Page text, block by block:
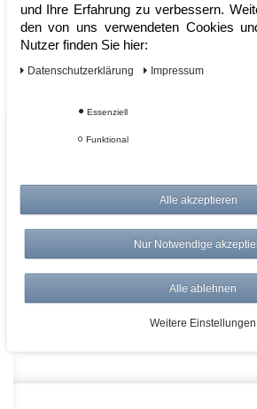
Sofort lieferbar
Vom Profi für Profis -
Versandkostenfrei ab 150€
Risikolos: 14 Tage
Über 20.000 Artikel
Schnelle Lieferung
und Ihre Erfahrung zu verbessern.
den von uns verwendeten Cookies
Nutzer finden Sie hier:
Daten­schutz­erklärung Impressum
Essenziell
Funktional
Alle akzeptieren
Nur Notwendige
Alle ablehnen
Weitere Einstellungen